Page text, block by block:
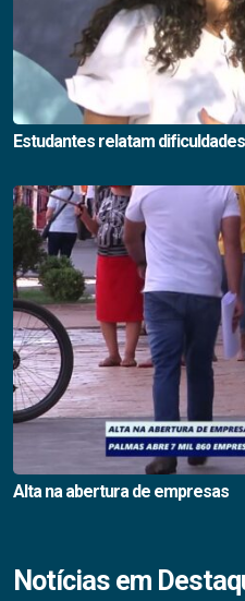
Estudantes relatam
Alta na abertura de empresas
Notícias em